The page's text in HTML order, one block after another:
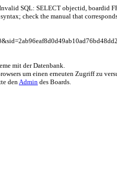
SQL: SELECT objectid, boardid
check the manual that
mit der Datenbank.
um einen erneuten Zugriff zu
denAdmin des Boards.